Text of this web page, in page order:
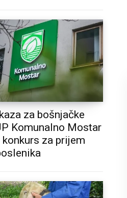
za bošnjačke
Komunalno Mostar
za prijem